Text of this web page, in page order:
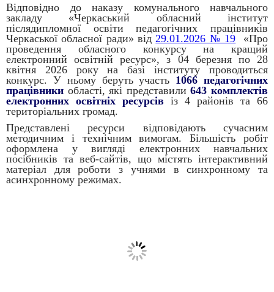
Відповідно до наказу комунального навчального
закладу «Черкаський обласний інститут
післядипломної освіти педагогічних працівників
Черкаської обласної ради» від 29.01.2026 № 19 «Про
проведення обласного конкурсу на кращий
електронний освітній ресурс», з 04 березня по 28
квітня 2026 року на базі інституту проводиться
конкурс. У ньому беруть участь 1066 педагогічних
працівники області, які представили643 комплектів
електронних освітніх ресурсів із 4 районів та 66
територіальних громад.
Представлені ресурси відповідають сучасним
методичним і технічним вимогам. Більшість робіт
оформлена у вигляді електронних навчальних
посібників та веб-сайтів, що містять інтерактивний
матеріал для роботи з учнями в синхронному та
асинхронному режимах.